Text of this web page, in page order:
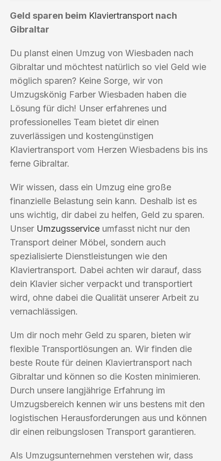
Geld sparen beim Klaviertransport nach
Gibraltar
Du planst einen Umzug von Wiesbaden nach
Gibraltar und möchtest natürlich so viel Geld wie
möglich sparen? Keine Sorge, wir von
Umzugskönig Farber Wiesbaden haben die
Lösung für dich! Unser erfahrenes und
professionelles Team bietet dir einen
zuverlässigen und kostengünstigen
Klaviertransport vom Herzen Wiesbadens bis ins
ferne Gibraltar.
Wir wissen, dass ein Umzug eine große
finanzielle Belastung sein kann. Deshalb ist es
uns wichtig, dir dabei zu helfen, Geld zu sparen.
Unser Umzugsservice umfasst nicht nur den
Transport deiner Möbel, sondern auch
spezialisierte Dienstleistungen wie den
Klaviertransport. Dabei achten wir darauf, dass
dein Klavier sicher verpackt und transportiert
wird, ohne dabei die Qualität unserer Arbeit zu
vernachlässigen.
Um dir noch mehr Geld zu sparen, bieten wir
flexible Transportlösungen an. Wir finden die
beste Route für deinen Klaviertransport nach
Gibraltar und können so die Kosten minimieren.
Durch unsere langjährige Erfahrung im
Umzugsbereich kennen wir uns bestens mit den
logistischen Herausforderungen aus und können
dir einen reibungslosen Transport garantieren.
Als Umzugsunternehmen verstehen wir, dass